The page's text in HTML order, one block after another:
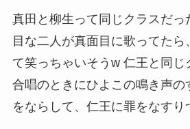
真田と柳生って同じクラスだっ
目な二人が真面目に歌ってた
て笑っちゃいそうw 仁王と同じ
合唱のときにひよこの鳴き声の
をならして、仁王に罪をなすり